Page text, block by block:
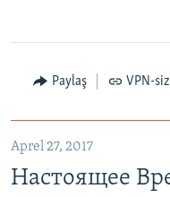
Paylaş VPN-
Aprel 27, 2017
Настоящее